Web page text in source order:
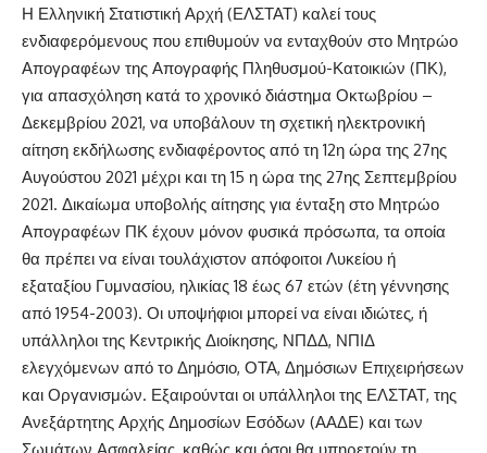
Η Ελληνική Στατιστική Αρχή (ΕΛΣΤΑΤ) καλεί τους
ενδιαφερόμενους που επιθυμούν να ενταχθούν στο Μητρώο
Απογραφέων της Απογραφής Πληθυσμού-Κατοικιών (ΠΚ),
για απασχόληση κατά το χρονικό διάστημα Οκτωβρίου –
Δεκεμβρίου 2021, να υποβάλουν τη σχετική ηλεκτρονική
αίτηση εκδήλωσης ενδιαφέροντος από τη 12η ώρα της 27ης
Αυγούστου 2021 μέχρι και τη 15 η ώρα της 27ης Σεπτεμβρίου
2021. Δικαίωμα υποβολής αίτησης για ένταξη στο Μητρώο
Απογραφέων ΠΚ έχουν μόνον φυσικά πρόσωπα, τα οποία
θα πρέπει να είναι τουλάχιστον απόφοιτοι Λυκείου ή
εξαταξίου Γυμνασίου, ηλικίας 18 έως 67 ετών (έτη γέννησης
από 1954-2003). Οι υποψήφιοι μπορεί να είναι ιδιώτες, ή
υπάλληλοι της Κεντρικής Διοίκησης, ΝΠΔΔ, ΝΠΙΔ
ελεγχόμενων από το Δημόσιο, ΟΤΑ, Δημόσιων Επιχειρήσεων
και Οργανισμών. Εξαιρούνται οι υπάλληλοι της ΕΛΣΤΑΤ, της
Ανεξάρτητης Αρχής Δημοσίων Εσόδων (ΑΑΔΕ) και των